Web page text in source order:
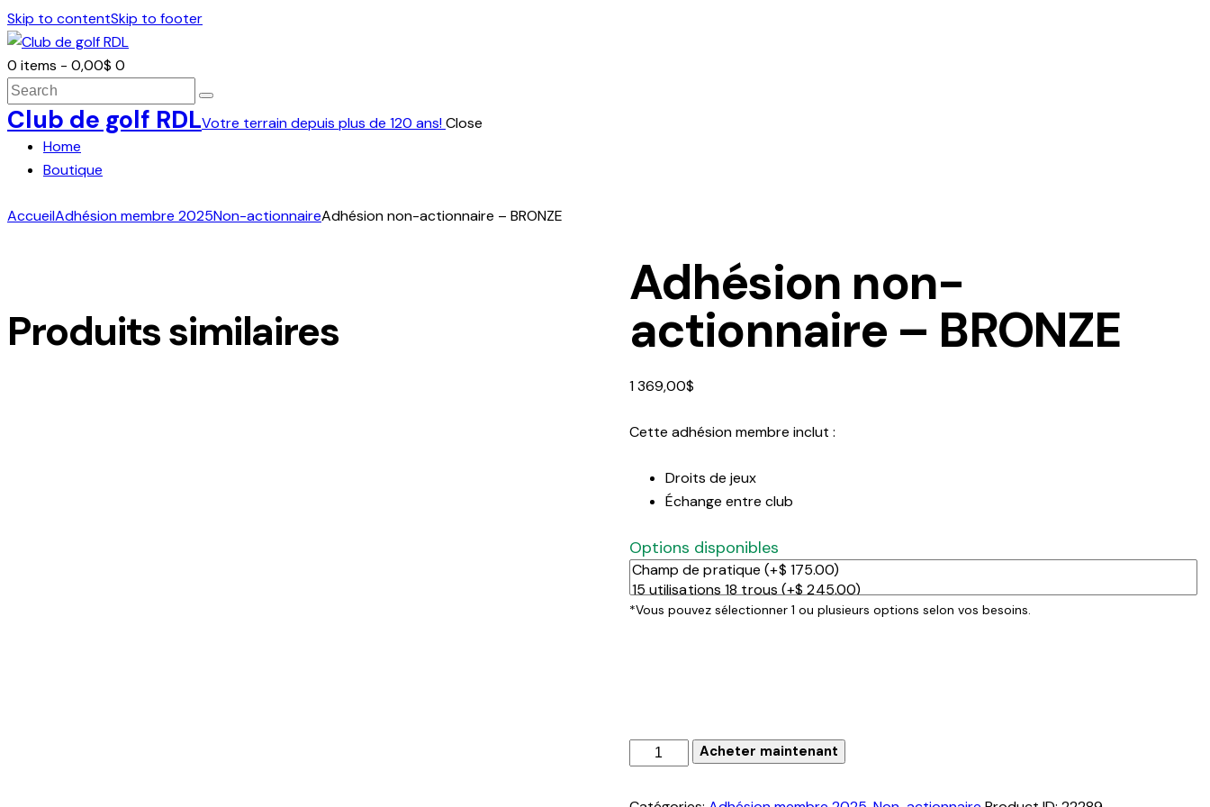
Skip to contentSkip to footer
0 items - 0,00$ 0
Search
Club de golf RDLVotre terrain depuis plus de 120 ans!Close
Home
Boutique
facebook-
twitter-
dribble-
instagram
AccueilAdhésion membre 2025Non-actionnaireAdhésion non-actionnaire – BRONZE
Adhésion non-
actionnaire – BRONZE
1 369,00$
Cette adhésion membre inclut :
Droits de jeux
Échange entre club
Options disponibles
*Vous pouvez sélectionner 1 ou plusieurs options selon vos besoins.
quantité
Adhésion
Acheter maintenant
Produits similaires